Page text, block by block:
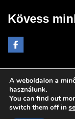
Kövess
Copyright ©
A weboldalon a
használunk.
You can find out
switch them off in